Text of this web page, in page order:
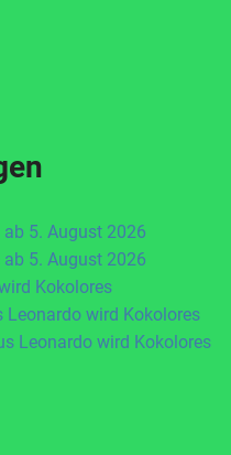
5. August 2026
5. August 2026
Kokolores
Leonardo wird Kokolores
Leonardo wird Kokolores